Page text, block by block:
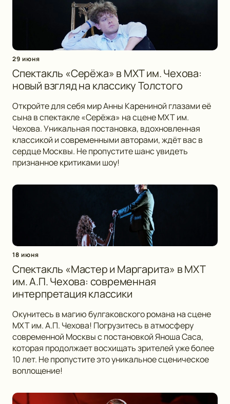
29 июня
Спектакль «Серёжа» в МХТ им. Чехова:
новый взгляд на классику Толстого
Откройте для себя мир Анны Карениной глазами её
сына в спектакле «Серёжа» на сцене МХТ им.
Чехова. Уникальная постановка, вдохновленная
классикой и современными авторами, ждёт вас в
сердце Москвы. Не пропустите шанс увидеть
признанное критиками шоу!
18 июня
Спектакль «Мастер и Маргарита» в МХТ
им. А.П. Чехова: современная
интерпретация классики
Окунитесь в магию булгаковского романа на сцене
МХТ им. А.П. Чехова! Погрузитесь в атмосферу
современной Москвы с постановкой Яноша Саса,
которая продолжает восхищать зрителей уже более
10 лет. Не пропустите это уникальное сценическое
воплощение!